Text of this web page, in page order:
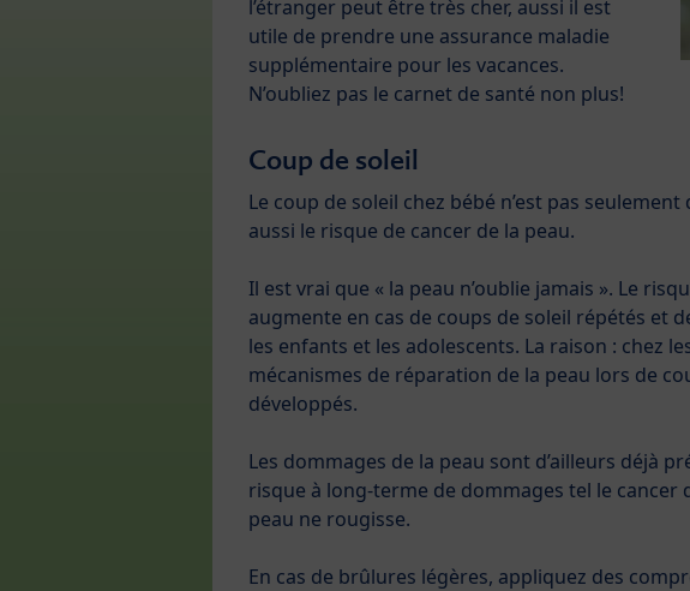
l’étranger peut être très cher, aussi il est
utile de prendre une assurance maladie
supplémentaire pour les vacances.
N’oubliez pas le carnet de santé non plus!
Coup de soleil
Le coup de soleil chez bébé n’est pas
aussi le risque de cancer de la peau.
Il est vrai que « la peau n’oublie jamais ». Le
augmente en cas de coups de soleil répétés et
les enfants et les adolescents. La raison : chez
mécanismes de réparation de la peau lors de
développés.
Les dommages de la peau sont d’ailleurs déjà
risque à long-terme de dommages tel le cancer
peau ne rougisse.
En cas de brûlures légères, appliquez des